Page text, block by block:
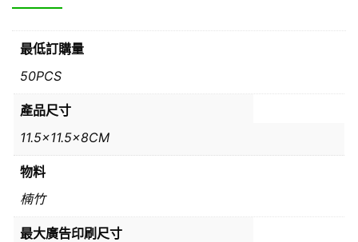
最低訂購量
50PCS
產品尺寸
11.5×11.5x8CM
物料
楠竹
最大廣告印刷尺寸